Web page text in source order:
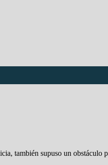
también supuso un obstáculo